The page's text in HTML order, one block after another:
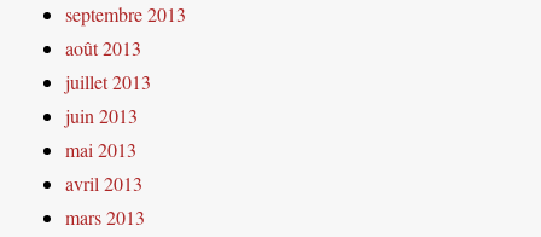
septembre 2013
août 2013
juillet 2013
juin 2013
mai 2013
avril 2013
mars 2013